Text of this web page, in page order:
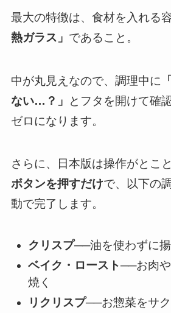
最大の特徴は、食材を入れる
熱ガラス」 であること。
中が丸見えなので、調理中に
ない…？」
とフタを開けて確
ゼロになります。
さらに、日本版は操作がとこ
ボタンを押すだけで、以下の
動で完了します。
クリスプ──油を使わずに
ベイク・ロースト──お肉
焼く
リクリスプ──お惣菜をサ